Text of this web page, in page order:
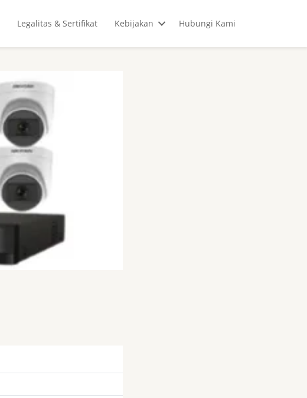
Legalitas & Sertifikat Kebijakan Hubungi Kami